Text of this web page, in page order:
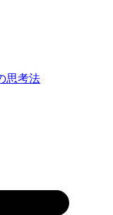
思考法